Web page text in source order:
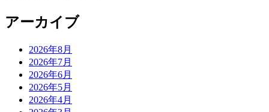
アーカイブ
2026年8月
2026年7月
2026年6月
2026年5月
2026年4月